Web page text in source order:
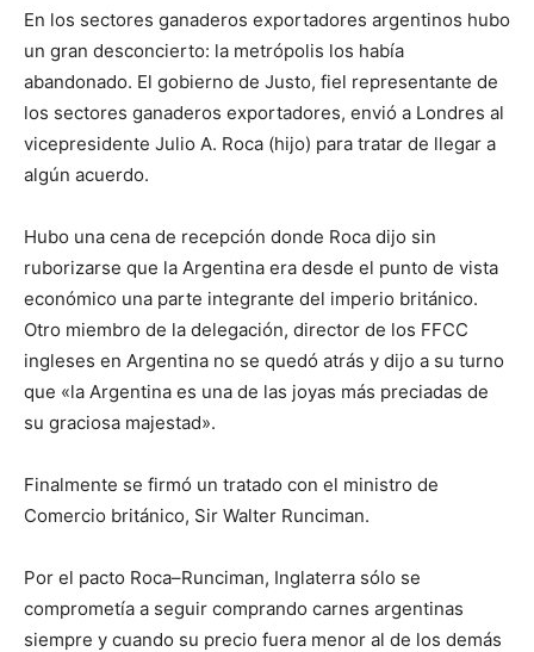
En los sectores ganaderos exportadores argentinos hubo
un gran desconcierto: la metrópolis los había
abandonado. El gobierno de Justo, fiel representante de
los sectores ganaderos exportadores, envió a Londres al
vicepresidente Julio A. Roca (hijo) para tratar de llegar a
algún acuerdo.
Hubo una cena de recepción donde Roca dijo sin
ruborizarse que la Argentina era desde el punto de vista
económico una parte integrante del imperio británico.
Otro miembro de la delegación, director de los FFCC
ingleses en Argentina no se quedó atrás y dijo a su turno
que «la Argentina es una de las joyas más preciadas de
su graciosa majestad».
Finalmente se firmó un tratado con el ministro de
Comercio británico, Sir Walter Runciman.
Por el pacto Roca–Runciman, Inglaterra sólo se
comprometía a seguir comprando carnes argentinas
siempre y cuando su precio fuera menor al de los demás